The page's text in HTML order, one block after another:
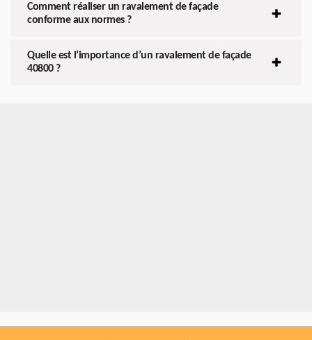
Comment réaliser un ravalement de façade
conforme aux normes ?
Quelle est l’importance d’un ravalement de façade
40800 ?